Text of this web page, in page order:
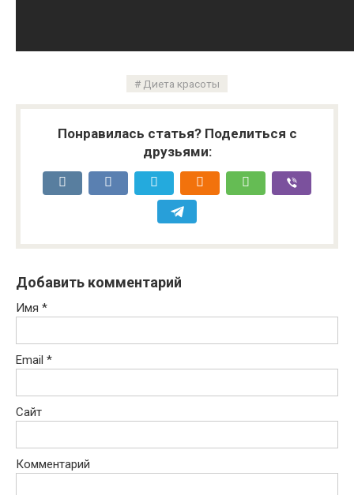
Диета красоты
Понравилась статья? Поделиться с
друзьями:
Добавить комментарий
Имя *
Email *
Сайт
Комментарий